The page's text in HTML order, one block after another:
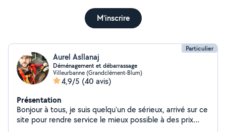
M'inscrire
Particulier
Aurel Asllanaj
Déménagement et débarrassage
Villeurbanne (Grandclément-Blum)
4,9/5 (40 avis)
Présentation
Bonjour à tous, je suis quelqu'un de sérieux, arrivé sur ce
site pour rendre service le mieux possible à des prix